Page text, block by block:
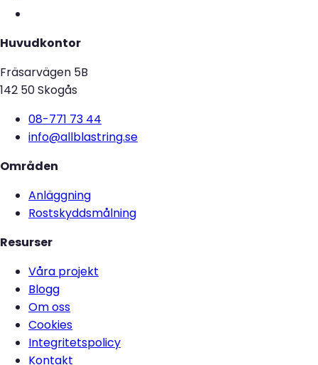
Huvudkontor
Fräsarvägen 5B
142 50 Skogås
08-771 73 44
info@allblastring.se
Områden
Anläggning
Rostskyddsmålning
Resurser
Våra projekt
Blogg
Om oss
Cookies
Integritetspolicy
Kontakt